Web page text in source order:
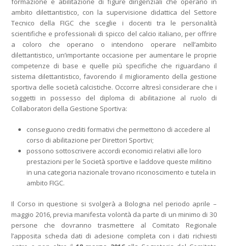
ambito dilettantistico, con la supervisione didattica del Settore
Tecnico della FIGC che sceglie i docenti tra le personalità
scientifiche e professionali di spicco del calcio italiano, per offrire
a coloro che operano o intendono operare nell’ambito
dilettantistico, un’importante occasione per aumentare le proprie
competenze di base e quelle più specifiche che riguardano il
sistema dilettantistico, favorendo il miglioramento della gestione
sportiva delle società calcistiche. Occorre altresì considerare che i
soggetti in possesso del diploma di abilitazione al ruolo di
Collaboratori della Gestione Sportiva:
conseguono crediti formativi che permettono di accedere al
corso di abilitazione per Direttori Sportivi;
possono sottoscrivere accordi economici relativi alle loro
prestazioni per le Società sportive e laddove queste militino
in una categoria nazionale trovano riconoscimento e tutela in
ambito FIGC.
Il Corso in questione si svolgerà a Bologna nel periodo aprile –
maggio 2016, previa manifesta volontà da parte di un minimo di 30
persone che dovranno trasmettere al Comitato Regionale
l’apposita scheda dati di adesione completa con i dati richiesti